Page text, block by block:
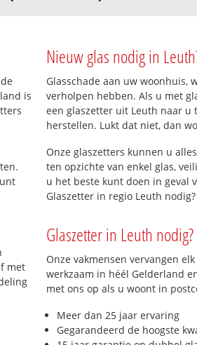
is
met
Nieuw glas nodig in
Glasschade aan uw
verholpen hebben. Als u met
een glaszetter uit Leuth naar u
herstellen. Lukt dat niet, dan
Onze glaszetters kunnen u
ten opzichte van enkel glas,
u het beste kunt doen in geval
Glaszetter in regio Leuth
Glaszetter in Leuth
Onze vakmensen vervangen
werkzaam in héél Gelderland
met ons op als u woont in
Meer dan 25 jaar ervaring
Gegarandeerd de hoogste